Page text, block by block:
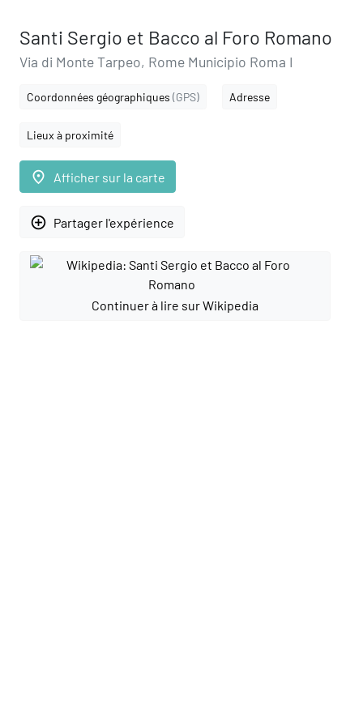
Santi Sergio et Bacco al Foro Romano
Via di Monte Tarpeo, Rome Municipio Roma I
Coordonnées géographiques (GPS) Adresse
Lieux à proximité
place Afficher sur la carte
add_circle_outline Partager l'expérience
Continuer à lire sur Wikipedia